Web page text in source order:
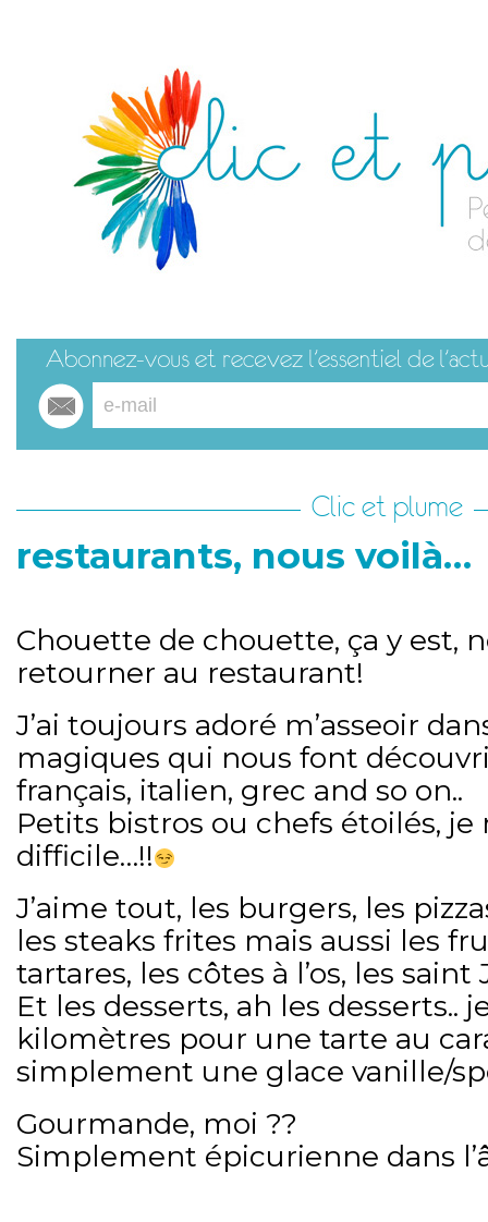
Clic et plume
restaurants, nous voilà…
Chouette de chouette, ça y est,
retourner au restaurant!
J’ai toujours adoré m’asseoir
magiques qui nous font
français, italien, grec and so on..
Petits bistros ou chefs étoilés, je
difficile…!!
J’aime tout, les burgers, les
les steaks frites mais aussi les
tartares, les côtes à l’os, les saint
Et les desserts, ah les desserts..
kilomètres pour une tarte au
simplement une glace vanille/
Gourmande, moi ??
Simplement épicurienne dans